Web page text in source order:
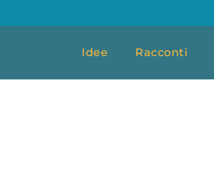
Idee Racconti